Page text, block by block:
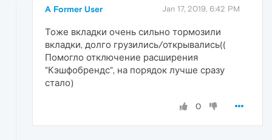
A Former User Jan 17, 2019, 6:42 PM
Тоже вкладки очень сильно тормозили
вкладки, долго грузились/открывались((
Помогло отключение расширения
"Кэшфобрендс", на порядок лучше сразу
стало)
0